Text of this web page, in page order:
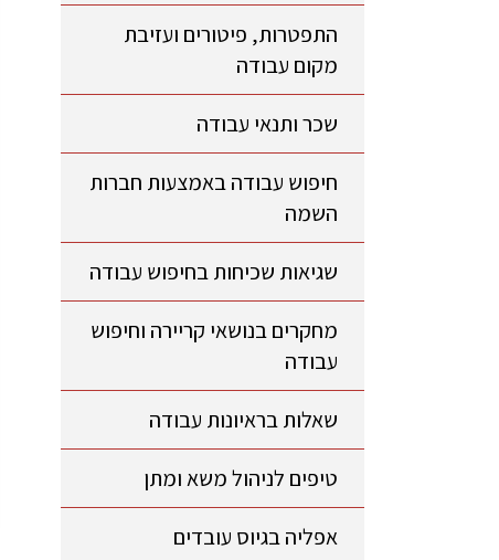
התפטרות, פיטורים ועזיבת
מקום עבודה
שכר ותנאי עבודה
חיפוש עבודה באמצעות חברות
השמה
שגיאות שכיחות בחיפוש עבודה
מחקרים בנושאי קריירה וחיפוש
עבודה
שאלות בראיונות עבודה
טיפים לניהול משא ומתן
אפליה בגיוס עובדים